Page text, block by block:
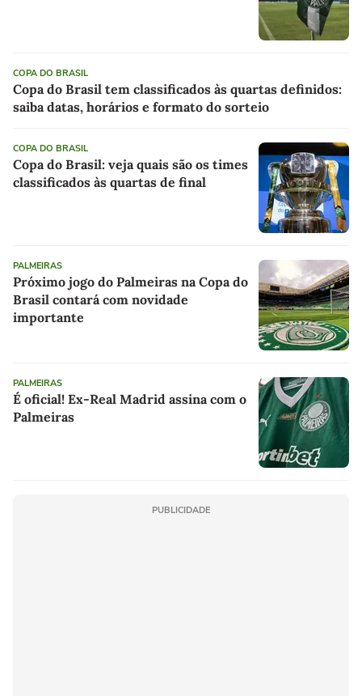
COPA DO BRASIL
Copa do Brasil tem classificados às quartas definidos:
saiba datas, horários e formato do sorteio
COPA DO BRASIL
Copa do Brasil: veja quais são os times
classificados às quartas de final
PALMEIRAS
Próximo jogo do Palmeiras na Copa do
Brasil contará com novidade
importante
PALMEIRAS
É oficial! Ex-Real Madrid assina com o
Palmeiras
PUBLICIDADE